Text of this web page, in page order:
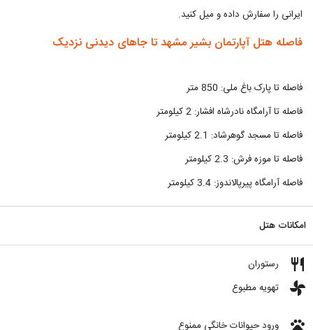
ایرانی را سفارش داده و میل کنید.
فاصله هتل آپارتمان بشیر مشهد تا جاهای دیدنی نزدیک
فاصله تا پارک باغ ملی: 850 متر
فاصله تا آرامگاه نادرشاه افشار: 2 کیلومتر
فاصله تا مسجد گوهرشاد: 2.1 کیلومتر
فاصله تا موزه فرش: 2.3 کیلومتر
فاصله آرامگاه پیرپالاندوز: 3.4 کیلومتر
امکانات هتل
restaurant رستوران
toys تهویه مطبوع
pets ورود حیوانات خانگی ممنوع